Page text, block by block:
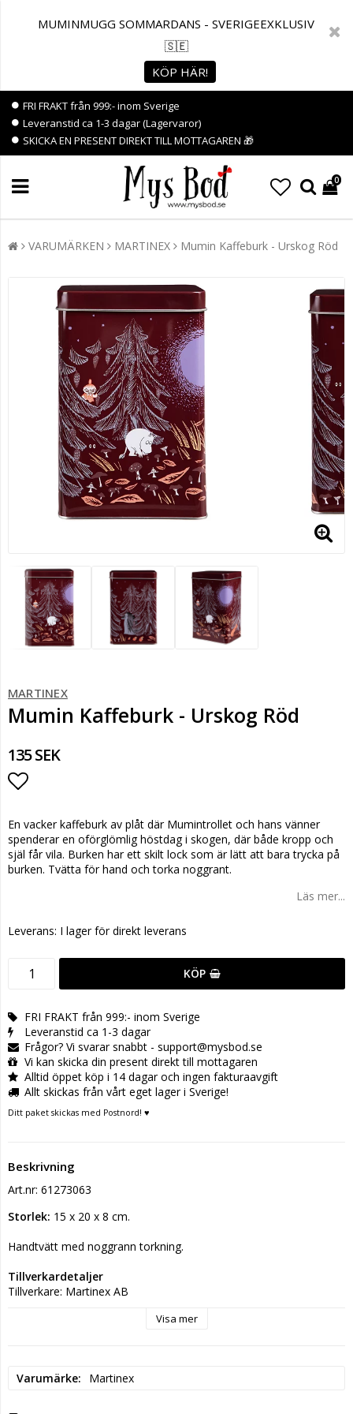
MUMINMUGG SOMMARDANS - SVERIGEEXKLUSIV
🇸🇪
KÖP HÄR!
FRI FRAKT från 999:- inom Sverige
Leveranstid ca 1-3 dagar (Lagervaror)
SKICKA EN PRESENT DIREKT TILL MOTTAGAREN 🎁
0
VARUMÄRKEN MARTINEX Mumin Kaffeburk - Urskog Röd
MARTINEX
Mumin Kaffeburk - Urskog Röd
135 SEK
Lägg till i favoritlistan
En vacker kaffeburk av plåt där Mumintrollet och hans vänner
spenderar en oförglömlig höstdag i skogen, där både kropp och
själ får vila. Burken har ett skilt lock som är lätt att bara trycka på
burken. Tvätta för hand och torka noggrant.
Läs mer...
Leverans: I lager för direkt leverans
KÖP
FRI FRAKT från 999:- inom Sverige
Leveranstid ca 1-3 dagar
Frågor? Vi svarar snabbt - support@mysbod.se
Vi kan skicka din present direkt till mottagaren
Alltid öppet köp i 14 dagar och ingen fakturaavgift
Allt skickas från vårt eget lager i Sverige!
Ditt paket skickas med Postnord! ♥
Beskrivning
Art.nr: 61273063
Storlek: 15 x 20 x 8 cm.
Handtvätt med noggrann torkning.
Tillverkardetaljer
Tillverkare: Martinex AB
Elektronisk adress: customersupport@martinex.fi
Visa mer
Varumärke Martinex